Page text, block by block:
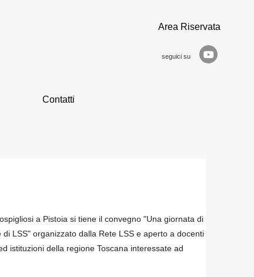
Area Riservata
seguici su
Contatti
a Pistoia si tiene il convegno "Una giornata di
LSS" organizzato dalla Rete LSS e aperto a docenti
istituzioni della regione Toscana interessate ad